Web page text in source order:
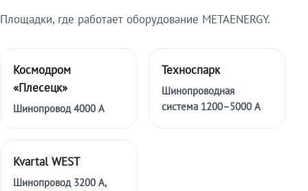
Площадки, где работает оборудование METAENERGY.
Космодром
«Плесецк»
Шинопровод 4000 А
Техноспарк
Шинопроводная
система 1200–5000 А
Kvartal WEST
Шинопровод 3200 А,